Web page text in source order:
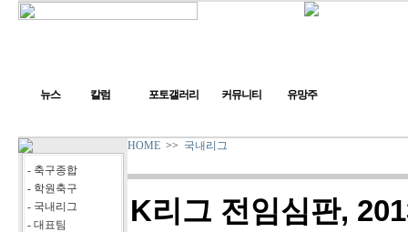
뉴스 칼럼 포토갤러리 커뮤니티 유망주
- 축구종합
- 학원축구
- 국내리그
- 대표팀
HOME >> 국내리그
K리그 전임심판,